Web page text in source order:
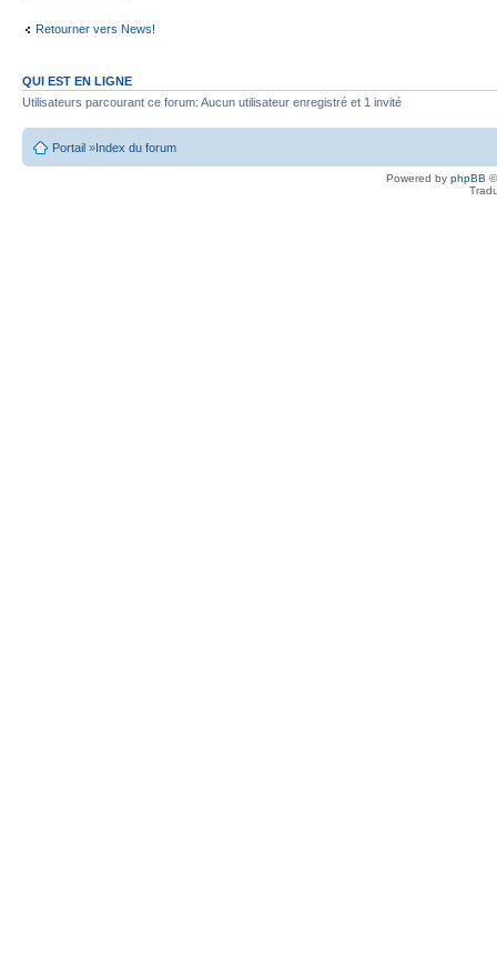
Retourner vers News!
QUI EST EN LIGNE
Utilisateurs parcourant ce forum: Aucun utilisateur enregistré et 1 invité
Portail » Index du forum
Powered by phpBB